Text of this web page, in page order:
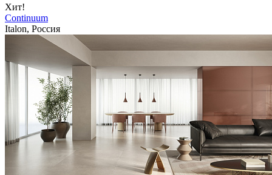
Хит!
Continuum
Italon, Россия